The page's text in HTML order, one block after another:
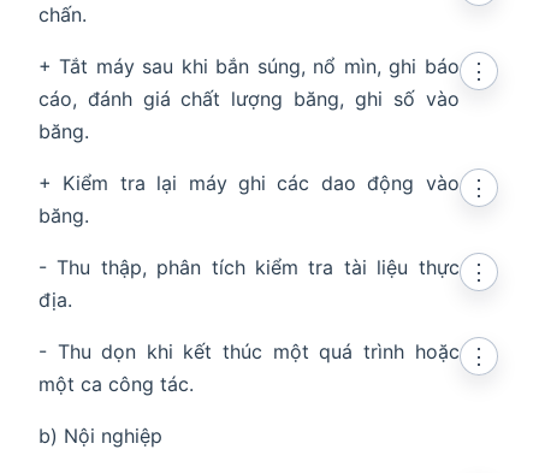
chấn.
+ Tắt máy sau khi bắn súng, nổ mìn, ghi báo
cáo, đánh giá chất lượng băng, ghi số vào
băng.
⋮
+ Kiểm tra lại máy ghi các dao động vào
băng.
⋮
- Thu thập, phân tích kiểm tra tài liệu thực
địa.
⋮
- Thu dọn khi kết thúc một quá trình hoặc
một ca công tác.
⋮
b) Nội nghiệp